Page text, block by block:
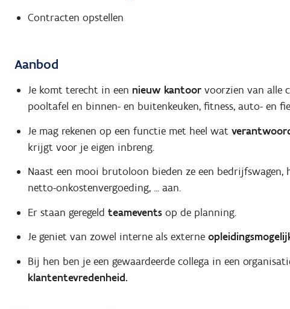
Contracten opstellen
Aanbod
Je komt terecht in een nieuw kantoorvoorzien van alle
pooltafel en binnen- en buitenkeuken, fitness, auto- en
Je mag rekenen op een functie met heel wat
krijgt voor je eigen inbreng.
Naast een mooi brutoloon bieden ze een bedrijfswagen,
netto-onkostenvergoeding, ... aan.
Er staan geregeld teamevents op de planning.
Je geniet van zowel interne als externe
Bij hen ben je een gewaardeerde collega in een
klantentevredenheid.